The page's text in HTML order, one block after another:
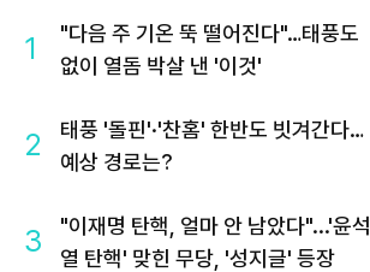
1
"다음 주 기온 뚝 떨어진다"…태풍도
없이 열돔 박살 낸 '이것'
2
태풍 '돌핀'·'찬홈' 한반도 빗겨간다…
예상 경로는?
3
"이재명 탄핵, 얼마 안 남았다"...'윤석
열 탄핵' 맞힌 무당, '성지글' 등장